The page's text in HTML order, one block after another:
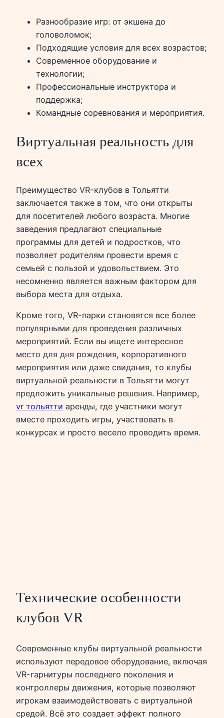
Разнообразие игр: от экшена до
головоломок;
Подходящие условия для всех возрастов;
Современное оборудование и
технологии;
Профессиональные инструктора и
поддержка;
Командные соревнования и мероприятия.
Виртуальная реальность для
всех
Преимущество VR-клубов в Тольятти
заключается также в том, что они открыты
для посетителей любого возраста. Многие
заведения предлагают специальные
программы для детей и подростков, что
позволяет родителям провести время с
семьей с пользой и удовольствием. Это
несомненно является важным фактором для
выбора места для отдыха.
Кроме того, VR-парки становятся все более
популярными для проведения различных
мероприятий. Если вы ищете интересное
место для дня рождения, корпоративного
мероприятия или даже свидания, то клубы
виртуальной реальности в Тольятти могут
предложить уникальные решения. Например,
vr тольятти аренды, где участники могут
вместе проходить игры, участвовать в
конкурсах и просто весело проводить время.
Технические особенности
клубов VR
Современные клубы виртуальной реальности
используют передовое оборудование, включая
VR-гарнитуры последнего поколения и
контроллеры движения, которые позволяют
игрокам взаимодействовать с виртуальной
средой. Всё это создает эффект полного